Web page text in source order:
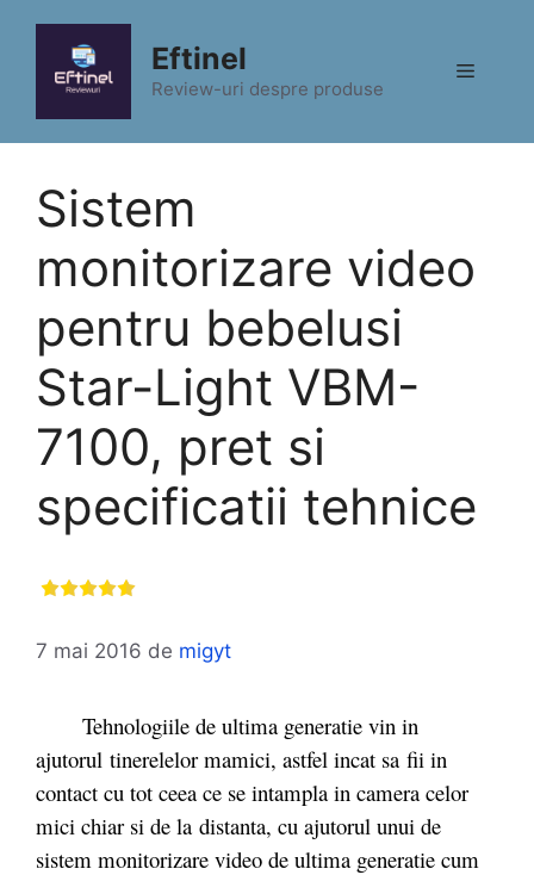
conținut
Eftinel
Review-uri despre produse
Meniu
Sistem
monitorizare video
pentru bebelusi
Star-Light VBM-
7100, pret si
specificatii tehnice
7 mai 2016 de migyt
Tehnologiile de ultima generatie vin in
ajutorul tinerelelor mamici, astfel incat sa fii in
contact cu tot ceea ce se intampla in camera celor
mici chiar si de la distanta, cu ajutorul unui de
sistem monitorizare video de ultima generatie cum